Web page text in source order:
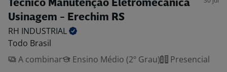
Técnico Manutenção Eletromecânica
Usinagem - Erechim RS
RH INDUSTRIAL
Todo Brasil
A combinar
Ensino Médio (2º Grau) Presencial